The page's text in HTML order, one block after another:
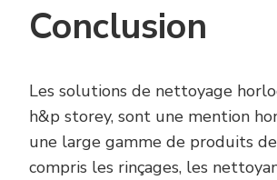
Conclusion
Les solutions de nettoyage
h&p storey, sont une mention
une large gamme de produits
compris les rinçages, les